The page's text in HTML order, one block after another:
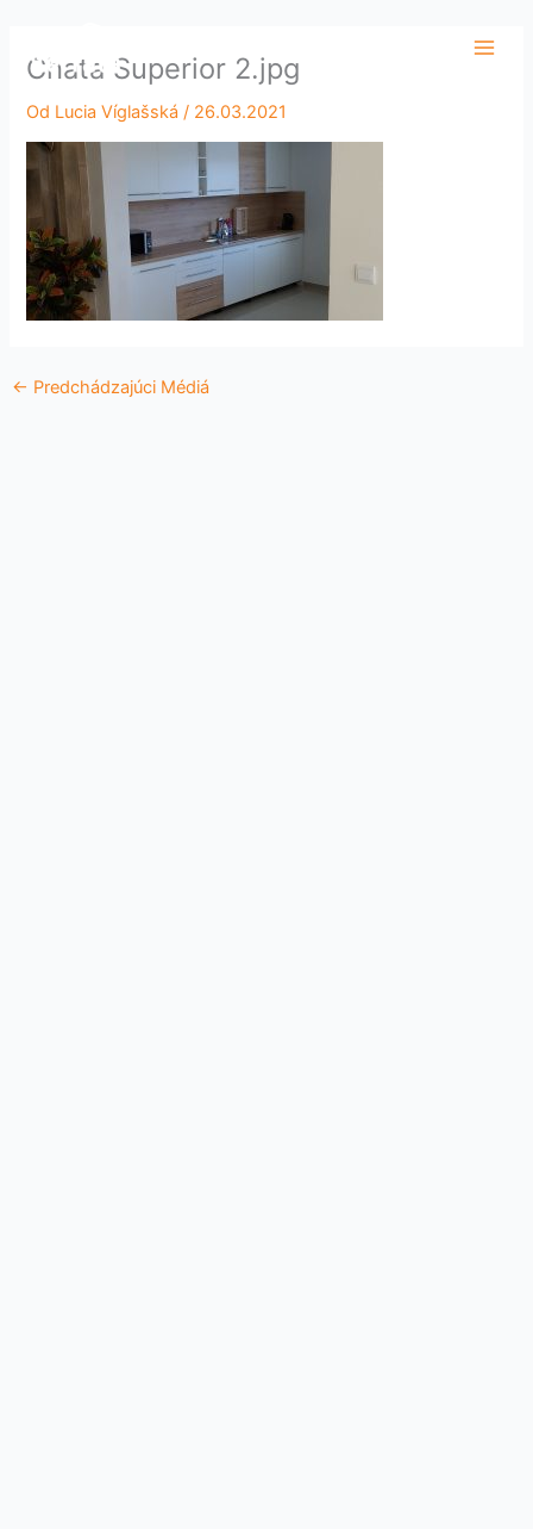
obsahChata Superior 2.jpg
Od Lucia Víglašská / 26.03.2021
← Predchádzajúci Médiá